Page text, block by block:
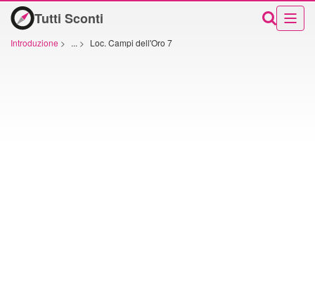
Tutti Sconti
Introduzione > ... > Loc. Campi dell'Oro 7